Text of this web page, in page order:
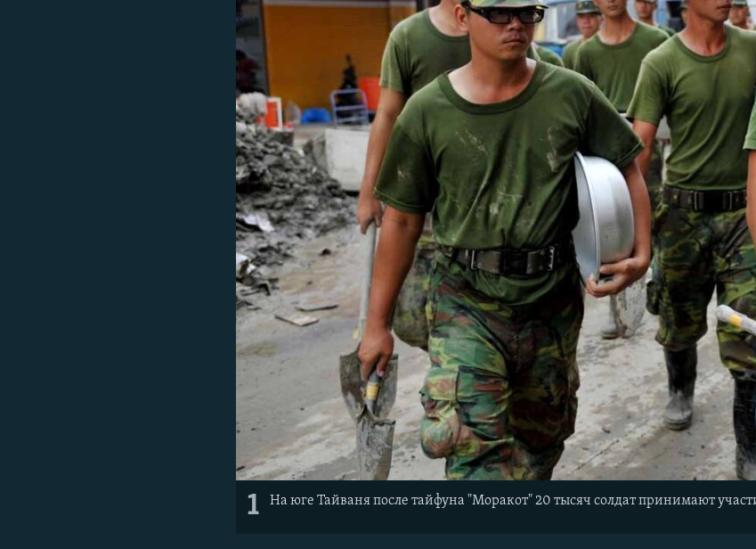
1 На юге Тайваня после тайфуна "Моракот" 20 тысяч солдат принимают